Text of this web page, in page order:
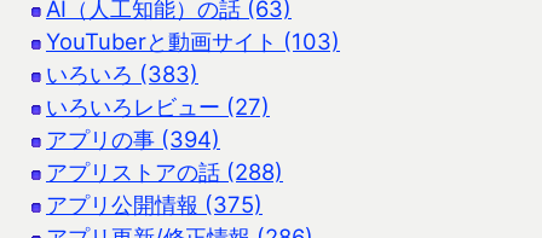
AI（人工知能）の話 (63)
YouTuberと動画サイト (103)
いろいろ (383)
いろいろレビュー (27)
アプリの事 (394)
アプリストアの話 (288)
アプリ公開情報 (375)